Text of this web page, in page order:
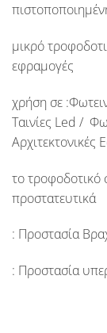
μικρό
εφραμογές
χρήση σε :
Ταινίες Led /
το τροφοδοτικό
προστατευτικά
: Προστασία
: Προστασία